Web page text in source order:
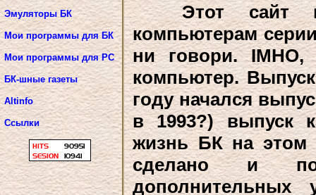
Эмуляторы БК
Мои программы для БК
Мои программы для PC
БК-шные газеты
Altinfo
Ссылки
Этот сайт
компьютерам
ни говори. IMHO,
компьютер.
году начался
в 1993?) выпуск
жизнь БК на этом
сделано и